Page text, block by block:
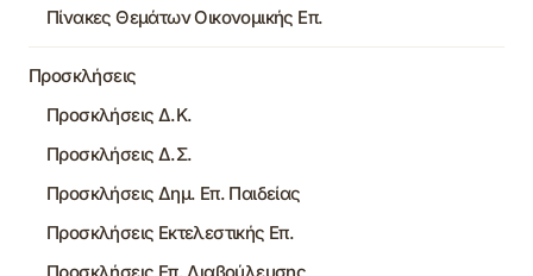
Πίνακες Θεμάτων Οικονομικής Επ.
Προσκλήσεις
Προσκλήσεις Δ.Κ.
Προσκλήσεις Δ.Σ.
Προσκλήσεις Δημ. Επ. Παιδείας
Προσκλήσεις Εκτελεστικής Επ.